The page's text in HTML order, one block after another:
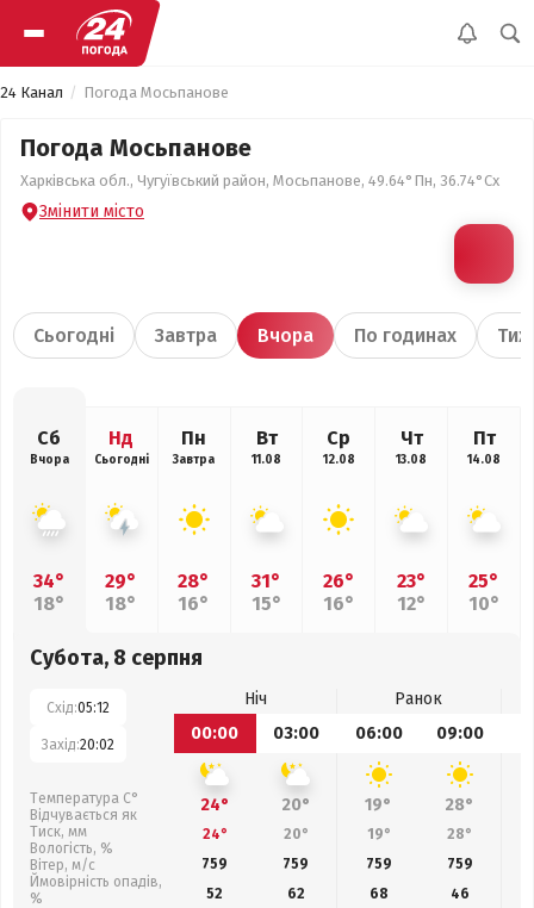
24 Канал Погода Мосьпанове
Погода Мосьпанове
Харківська обл., Чугуївський район, Мосьпанове, 49.64°Пн, 36.74°Сх
Змінити місто
Сьогодні Завтра Вчора По годинах
Сб
Вчора
34°
18°
Нд
Сьогодні
29°
18°
Пн
Завтра
28°
16°
Вт
11.08
31°
15°
Ср
12.08
26°
16°
Чт
13.08
23°
12°
Пт
14.08
25°
10°
Субота, 8 серпня
Схід:05:12
Захід:20:02
Температура С°
Відчувається як
Тиск, мм
Вологість, %
Вітер, м/с
Ймовірність опадів,
%
Ніч
Ранок
00:00
03:00 06:00 09:00
24° 20° 19° 28°
24° 20° 19° 28°
759
759 759 759
52
62 68 46